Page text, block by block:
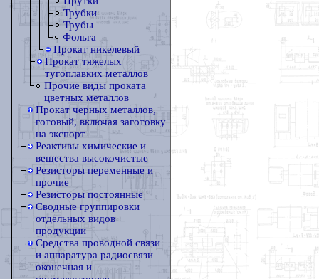
Трубки
Трубы
Фольга
Прокат никелевый
Прокат тяжелых
тугоплавких металлов
Прочие виды проката
цветных металлов
Прокат черных металлов,
готовый, включая заготовку
на экспорт
Реактивы химические и
вещества высокочистые
Резисторы переменные и
прочие
Резисторы постоянные
Сводные группировки
отдельных видов
продукции
Средства проводной связи
и аппаратура радиосвязи
оконечная и